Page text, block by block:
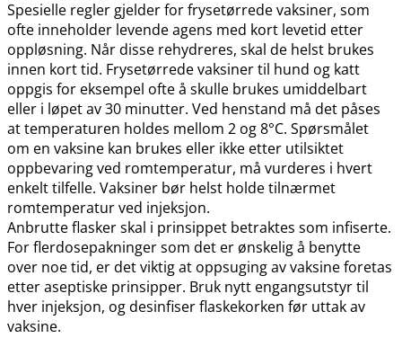
Spesielle regler gjelder for frysetørrede vaksiner, som
ofte inneholder levende agens med kort levetid etter
oppløsning. Når disse rehydreres, skal de helst brukes
innen kort tid. Frysetørrede vaksiner til hund og katt
oppgis for eksempel ofte å skulle brukes umiddelbart
eller i løpet av 30 minutter. Ved henstand må det påses
at temperaturen holdes mellom 2 og 8°C. Spørsmålet
om en vaksine kan brukes eller ikke etter utilsiktet
oppbevaring ved romtemperatur, må vurderes i hvert
enkelt tilfelle. Vaksiner bør helst holde tilnærmet
romtemperatur ved injeksjon.
Anbrutte flasker skal i prinsippet betraktes som infiserte.
For flerdosepakninger som det er ønskelig å benytte
over noe tid, er det viktig at oppsuging av vaksine foretas
etter aseptiske prinsipper. Bruk nytt engangsutstyr til
hver injeksjon, og desinfiser flaskekorken før uttak av
vaksine.